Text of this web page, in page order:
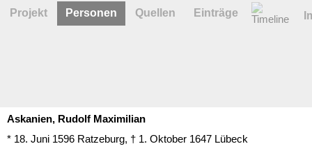
Askanien, Rudolf Maximilian
* 18. Juni 1596 Ratzeburg, † 1. Oktober 1647 Lübeck
Projekt Personen Quellen Einträge